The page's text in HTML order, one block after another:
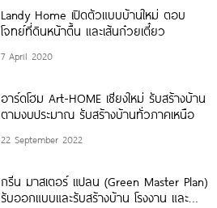
Landy Home เปิดตัวแบบบ้านใหม่ ตอบ
โจทย์ที่ดินหน้าตื้น และเส้นก๋วยเตี๋ยว
7 April 2020
อาร์ดโฮม Art-HOME เชียงใหม่ รับสร้างบ้าน
ตามงบประมาณ รับสร้างบ้านทั่วภาคเหนือ
22 September 2022
กรีน มาสเตอร์ แปลน (Green Master Plan)
รับออกแบบและรับสร้างบ้าน โรงงาน และ